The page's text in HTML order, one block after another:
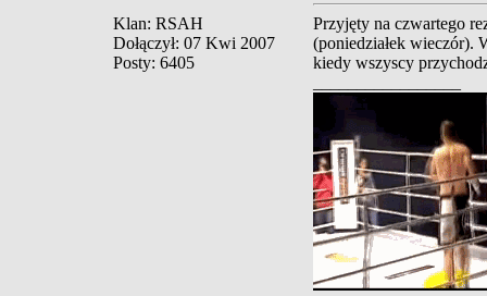
Klan: RSAH
Dołączył: 07 Kwi 2007
Posty: 6405
Przyjęty na czwartego
(poniedziałek wieczór).
kiedy wszyscy